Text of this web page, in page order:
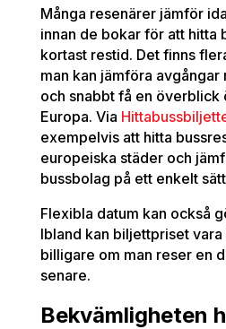
Många resenärer jämför
innan de bokar för att hitta
kortast restid. Det finns
man kan jämföra
och snabbt få en överblick
Europa. Via
exempelvis att hitta
europeiska städer och
bussbolag på ett enkelt
Flexibla datum kan också
Ibland kan biljettpriset
billigare om man reser en
senare.
Bekvämligheten